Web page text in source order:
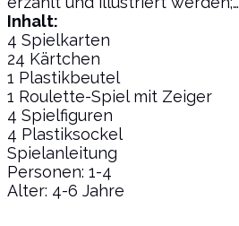
Inhalt:
4 Spielkarten
24 Kärtchen
1 Plastikbeutel
1 Roulette-Spiel mit Zeiger
4 Spielfiguren
4 Plastiksockel
Spielanleitung
Personen: 1-4
Alter: 4-6 Jahre